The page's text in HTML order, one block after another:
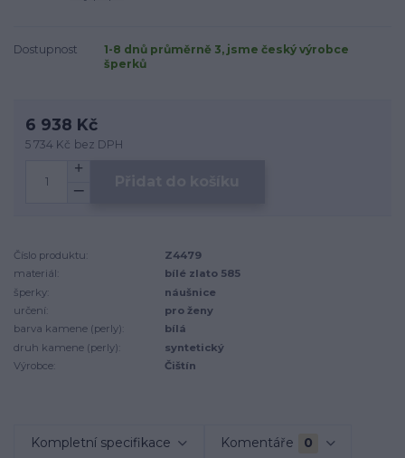
Dostupnost
1-8 dnů průměrně 3, jsme český výrobce
šperků
6 938 Kč
5 734 Kč bez DPH
Číslo produktu:
Z4479
materiál:
bílé zlato 585
šperky:
náušnice
určení:
pro ženy
barva kamene (perly):
bílá
druh kamene (perly):
syntetický
Výrobce:
Čištín
Kompletní specifikace Komentáře 0